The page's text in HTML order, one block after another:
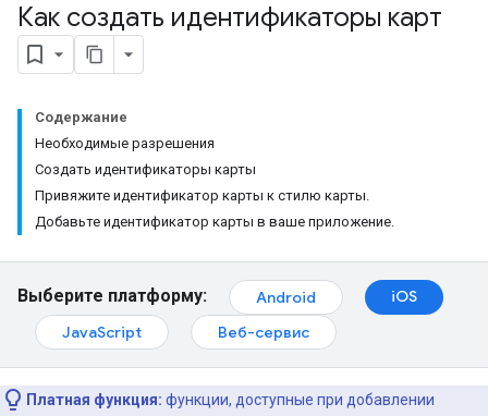
Как создать идентификаторы карт
Содержание
Необходимые разрешения
Создать идентификаторы карты
Привяжите идентификатор карты к стилю карты.
Добавьте идентификатор карты в ваше приложение.
Выберите платформу: Android
iOS
JavaScript
Веб-сервис
Платная функция: функции, доступные при добавлении